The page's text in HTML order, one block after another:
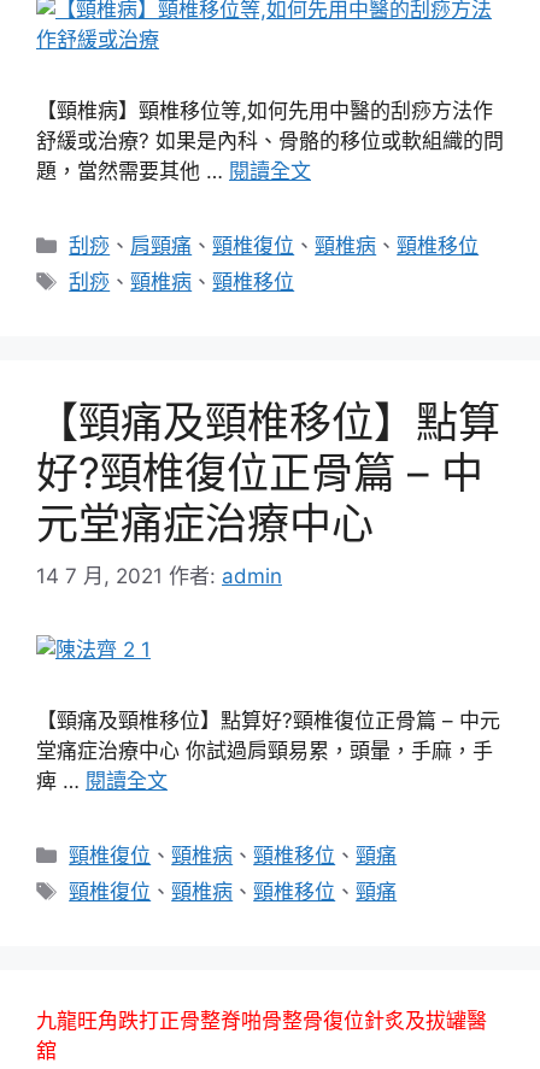
【頸椎病】頸椎移位等,如何先用中醫的刮痧方法作
舒緩或治療? 如果是內科、骨骼的移位或軟組織的問
題，當然需要其他 … 閱讀全文
分
類
刮痧 、 肩頸痛 、頸椎復位 、頸椎病 、頸椎移位
標
刮痧 、頸椎病 、頸椎移位
【頸痛及頸椎移位】點算
好?頸椎復位正骨篇 – 中
元堂痛症治療中心
14 7 月, 2021 作者: admin
【頸痛及頸椎移位】點算好?頸椎復位正骨篇 – 中元
堂痛症治療中心 你試過肩頸易累，頭暈，手麻，手
痺 … 閱讀全文
分
類
頸椎復位 、頸椎病 、頸椎移位 、頸痛
標
頸椎復位 、頸椎病 、頸椎移位 、頸痛
九龍旺角跌打正骨整脊啪骨整骨復位針炙及拔罐醫
舘